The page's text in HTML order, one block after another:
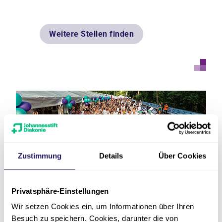
Zustimmung Details Über Cookies
Privatsphäre-Einstellungen
Wir setzen Cookies ein, um Informationen über Ihren
Besuch zu speichern. Cookies, darunter die von
Weitere Stellen finden
Karriere & Bildung
Karriere & Bildung